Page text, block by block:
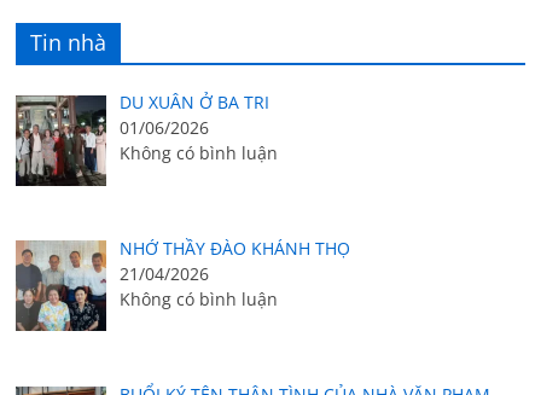
Tin nhà
DU XUÂN Ở BA TRI
01/06/2026
Không có bình luận
NHỚ THẦY ĐÀO KHÁNH THỌ
21/04/2026
Không có bình luận